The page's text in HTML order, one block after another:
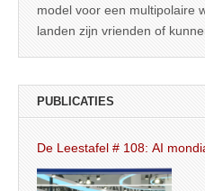
model voor een multipolaire
landen zijn vrienden of
PUBLICATIES
De Leestafel